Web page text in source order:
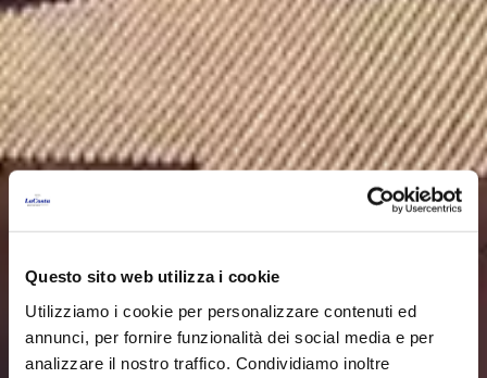
Questo sito web utilizza i cookie
Utilizziamo i cookie per personalizzare contenuti ed
annunci, per fornire funzionalità dei social media e per
analizzare il nostro traffico. Condividiamo inoltre